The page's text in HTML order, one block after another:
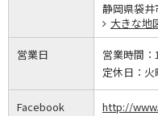
静岡県袋井
大きな地
営業日 営業時間：
定休日：
Facebook
http://